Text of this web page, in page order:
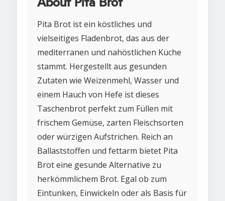
About Pita Brot
Pita Brot ist ein köstliches und
vielseitiges Fladenbrot, das aus der
mediterranen und nahöstlichen Küche
stammt. Hergestellt aus gesunden
Zutaten wie Weizenmehl, Wasser und
einem Hauch von Hefe ist dieses
Taschenbrot perfekt zum Füllen mit
frischem Gemüse, zarten Fleischsorten
oder würzigen Aufstrichen. Reich an
Ballaststoffen und fettarm bietet Pita
Brot eine gesunde Alternative zu
herkömmlichem Brot. Egal ob zum
Eintunken, Einwickeln oder als Basis für